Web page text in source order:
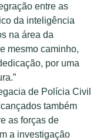
entre as
da inteligência
na área da
mesmo caminho,
por uma
de Polícia Civil
também
as forças de
a investigação